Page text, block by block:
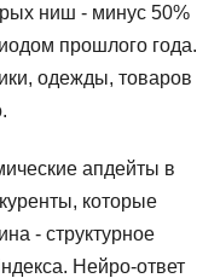
ниш - минус 50%
прошлого года.
одежды, товаров
апдейты в
которые
- структурное
Нейро-ответ